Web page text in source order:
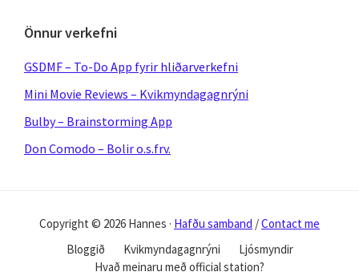
Önnur verkefni
GSDMF – To-Do App fyrir hliðarverkefni
Mini Movie Reviews – Kvikmyndagagnrýni
Bulby – Brainstorming App
Don Comodo – Bolir o.s.frv.
Copyright © 2026 Hannes · Hafðu samband /Contact me
Bloggið
Kvikmyndagagnrýni
Ljósmyndir
Hvað meinaru með official station?